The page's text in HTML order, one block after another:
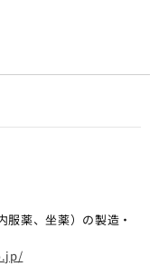
薬、坐薬）の製造・